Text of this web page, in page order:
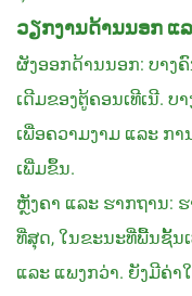
ວຽກງານດ້ານນອກ ແ
ຜັງອອກດ້ານນອກ: ບາງ
ເດີມຂອງຕູ້ຄອນເທີເນີ. ບ
ເພື່ອຄວາມງາມ ແລະ ກ
ເພີ່ມຂຶ້ນ.
ຫຼັງຄາ ແລະ ຮາກຖານ:
ທີ່ສຸດ, ໃນຂະນະທີ່ພື້ນຊັ້ນ
ແລະ ແພງກວ່າ. ຍັງມີຄ່